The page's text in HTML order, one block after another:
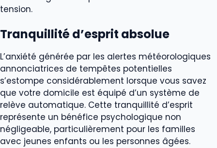
tension.
Tranquillité d’esprit absolue
L’anxiété générée par les alertes météorologiques
annonciatrices de tempêtes potentielles
s’estompe considérablement lorsque vous savez
que votre domicile est équipé d’un système de
relève automatique. Cette tranquillité d’esprit
représente un bénéfice psychologique non
négligeable, particulièrement pour les familles
avec jeunes enfants ou les personnes âgées.